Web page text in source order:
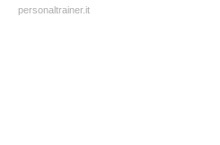
personaltrainer.it